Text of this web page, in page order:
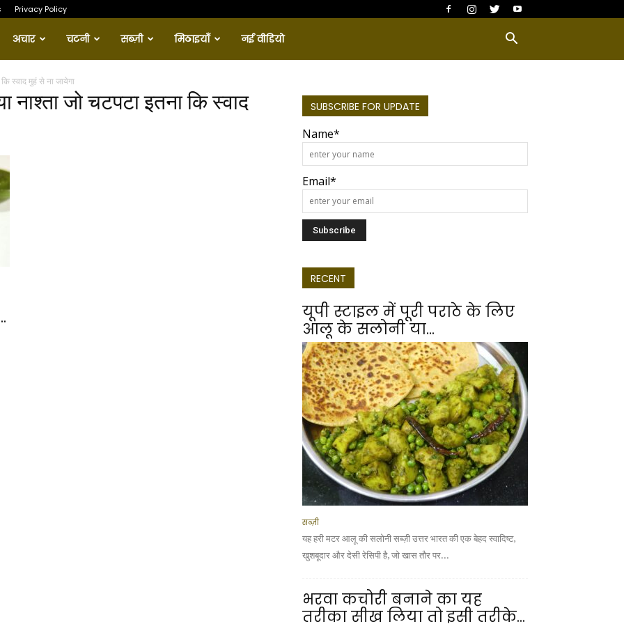
Privacy Policy
अचार चटनी सब्ज़ी मिठाइयाँ नई वीडियो
कि स्वाद मुहं से ना जायेगा
नाश्ता जो चटपटा इतना कि स्वाद
SUBSCRIBE FOR UPDATE
Name*
Email*
RECENT
यूपी स्टाइल में पूरी पराठे के लिए
आलू के सलोनी या...
सब्ज़ी
यह हरी मटर आलू की सलोनी सब्ज़ी उत्तर भारत की एक बेहद स्वादिष्ट,
खुशबूदार और देसी रेसिपी है, जो खास तौर पर...
भरवा कचोरी बनाने का यह
तरीका सीख लिया तो इसी तरीके...